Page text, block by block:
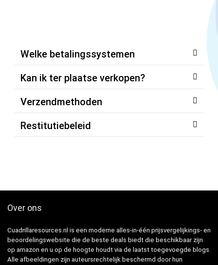
Welke betalingssystemen
Kan ik ter plaatse verkopen?
Verzendmethoden
Restitutiebeleid
Over ons
Cuadrillaresources.nl is een moderne alles-in-één prijsvergelijkings- en
beoordelingswebsite die de beste deals biedt die beschikbaar zijn
op amazon en u op de hoogte houdt via de laatst toegevoegde blogs.
Alle afbeeldingen zijn auteursrechtelijk beschermd door hun